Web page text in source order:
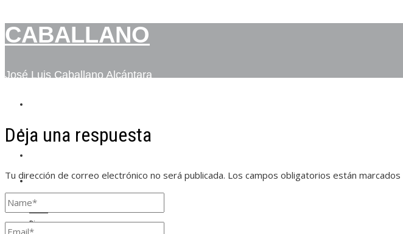
CABALLANO
José Luis Caballano Alcántara
BIO
CONTACTO
Inicio
Bio
Deja una respuesta
Tu dirección de correo electrónico no será publicada. Los campos obligatorios están marcados